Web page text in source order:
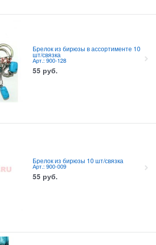
Брелок из бирюзы в ассортименте 10
шт/связка
Арт.: 900-128
55 руб.
Брелок из бирюзы 10 шт/связка
Арт.: 900-009
55 руб.